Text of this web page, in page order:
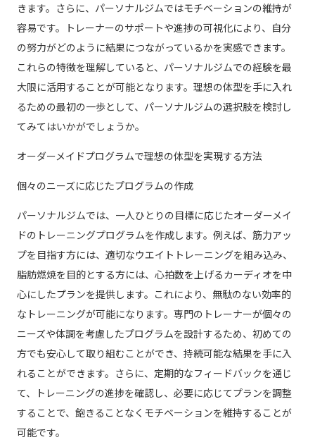
きます。さらに、パーソナルジムではモチベーションの維持が
容易です。トレーナーのサポートや進捗の可視化により、自分
の努力がどのように結果につながっているかを実感できます。
これらの特徴を理解していると、パーソナルジムでの経験を最
大限に活用することが可能となります。理想の体型を手に入れ
るための最初の一歩として、パーソナルジムの選択肢を検討し
てみてはいかがでしょうか。
オーダーメイドプログラムで理想の体型を実現する方法
個々のニーズに応じたプログラムの作成
パーソナルジムでは、一人ひとりの目標に応じたオーダーメイ
ドのトレーニングプログラムを作成します。例えば、筋力アッ
プを目指す方には、適切なウエイトトレーニングを組み込み、
脂肪燃焼を目的とする方には、心拍数を上げるカーディオを中
心にしたプランを提供します。これにより、無駄のない効率的
なトレーニングが可能になります。専門のトレーナーが個々の
ニーズや体調を考慮したプログラムを設計するため、初めての
方でも安心して取り組むことができ、持続可能な結果を手に入
れることができます。さらに、定期的なフィードバックを通じ
て、トレーニングの進捗を確認し、必要に応じてプランを調整
することで、飽きることなくモチベーションを維持することが
可能です。